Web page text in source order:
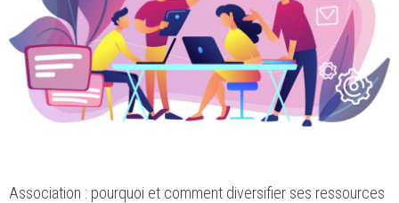
Association : pourquoi et comment diversifier ses ressources